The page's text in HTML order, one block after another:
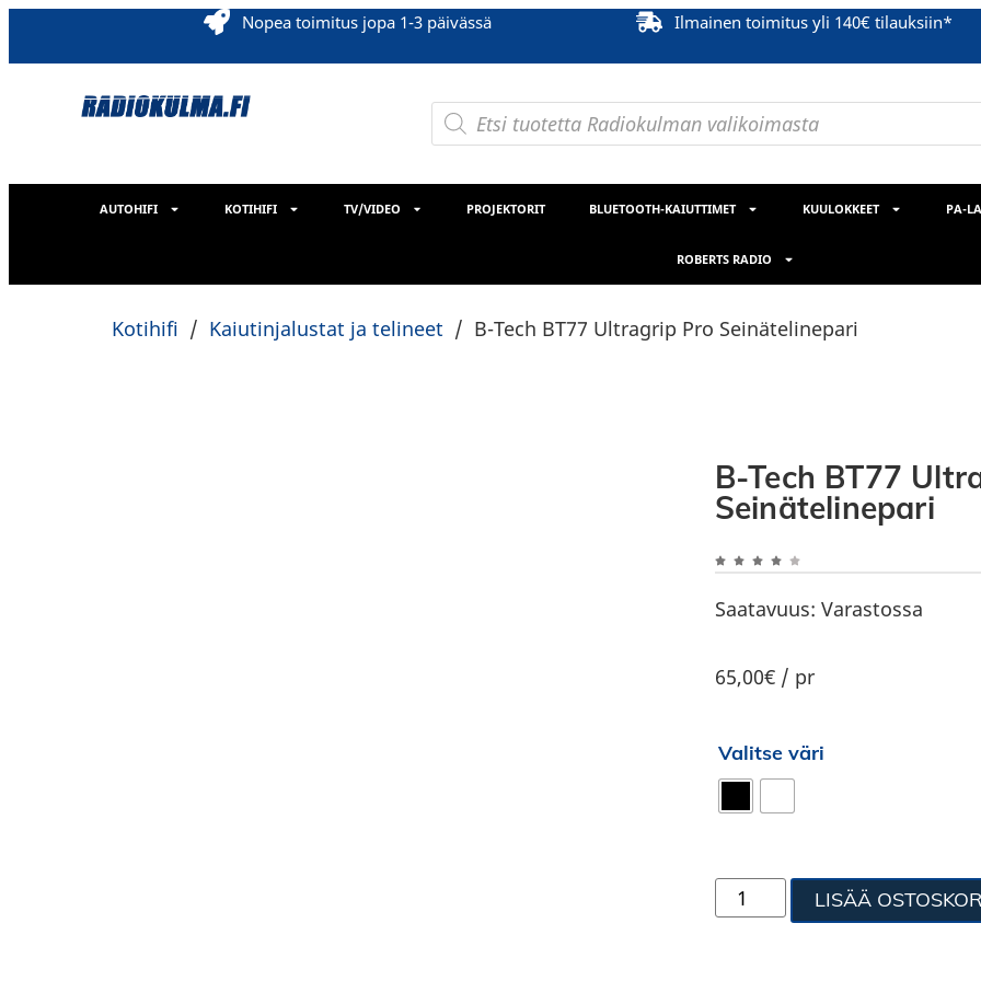
Nopea toimitus jopa 1-3 päivässä Ilmainen toimitus yli 140€ tilauksiin*
AUTOHIFI KOTIHIFI TV/VIDEO PROJEKTORIT BLUETOOTH-KAIUTTIMET KUULOKKEET PA-
ROBERTS RADIO
Kotihifi / Kaiutinjalustat ja telineet / B-Tech BT77 Ultragrip Pro Seinätelinepari
B-Tech BT77
Seinätelinepari
Saatavuus: Varastossa
65,00€ / pr
Valitse väri
LISÄÄ